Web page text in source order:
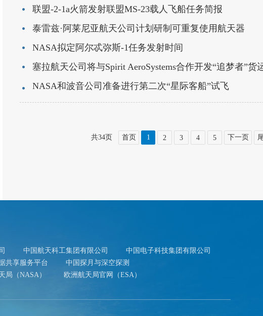
联盟-2-1a火箭发射联盟MS-23载人飞船任务简报
泰雷兹·阿莱尼亚航天公司计划研制可重复使用航天器
NASA拟定阿尔忒弥斯-1任务发射时间
塞拉航天公司将与Spirit AeroSystems合作开发“追梦者”货
NASA和波音公司准备进行第二次“星际客船”试飞
共34页 首页 1 2 3 4 5 下一页
中国航天科工集团有限公司
中国电子科技集团有限公司
共享服务平台
中国探月与深空探测
局（NASA）
欧洲航天局官网（ESA）